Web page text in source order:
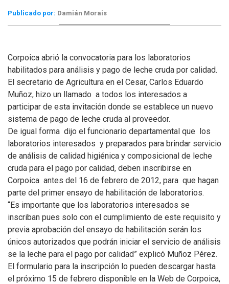
Publicado por: Damián Morais
Corpoica abrió la convocatoria para los laboratorios
habilitados para análisis y pago de leche cruda por calidad.
El secretario de Agricultura en el Cesar, Carlos Eduardo
Muñoz, hizo un llamado a todos los interesados a
participar de esta invitación donde se establece un nuevo
sistema de pago de leche cruda al proveedor.
De igual forma dijo el funcionario departamental que los
laboratorios interesados y preparados para brindar servicio
de análisis de calidad higiénica y composicional de leche
cruda para el pago por calidad, deben inscribirse en
Corpoica antes del 16 de febrero de 2012, para que hagan
parte del primer ensayo de habilitación de laboratorios.
“Es importante que los laboratorios interesados se
inscriban pues solo con el cumplimiento de este requisito y
previa aprobación del ensayo de habilitación serán los
únicos autorizados que podrán iniciar el servicio de análisis
se la leche para el pago por calidad” explicó Muñoz Pérez.
El formulario para la inscripción lo pueden descargar hasta
el próximo 15 de febrero disponible en la Web de Corpoica,